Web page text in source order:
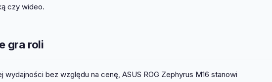
czy wideo.
gra roli
bez względu na cenę, ASUS ROG Zephyrus M16 stanowi